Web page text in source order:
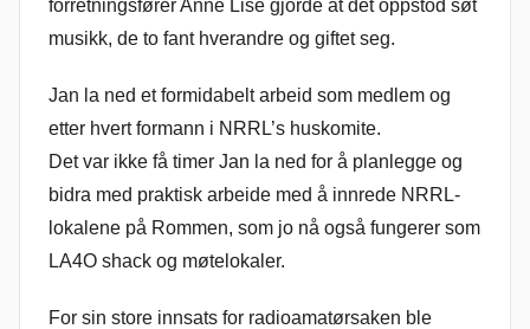
forretningsfører Anne Lise gjorde at det oppstod søt
musikk, de to fant hverandre og giftet seg.
Jan la ned et formidabelt arbeid som medlem og
etter hvert formann i NRRL’s huskomite.
Det var ikke få timer Jan la ned for å planlegge og
bidra med praktisk arbeide med å innrede NRRL-
lokalene på Rommen, som jo nå også fungerer som
LA4O shack og møtelokaler.
For sin store innsats for radioamatørsaken ble